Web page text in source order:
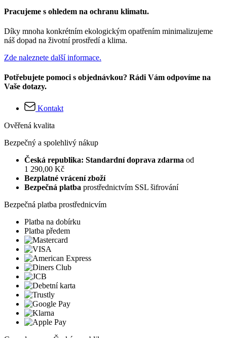
Pracujeme s ohledem na ochranu klimatu.
Díky mnoha konkrétním ekologickým opatřením minimalizujeme
náš dopad na životní prostředí a klima.
Zde naleznete další informace.
Potřebujete pomoci s objednávkou? Rádi Vám odpovíme na
Vaše dotazy.
Kontakt
Ověřená kvalita
Bezpečný a spolehlivý nákup
Česká republika: Standardní doprava zdarma od
1 290,00 Kč
Bezplatné vrácení zboží
Bezpečná platba prostřednictvím SSL šifrování
Bezpečná platba prostřednicvím
Platba na dobírku
Platba předem